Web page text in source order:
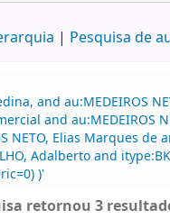
Pesquisa de
and au:MEDEIROS
and au:MEDEIROS
NETO, Elias Marques
Adalberto and
)'
retornou 3